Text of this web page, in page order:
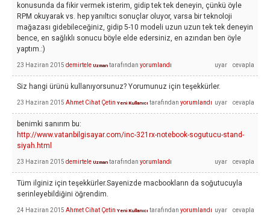
konusunda da fikir vermek isterim, gidip tek tek deneyin, çünkü öyle
RPM okuyarak vs. hep yanıltıcı sonuçlar oluyor, varsa bir teknoloji
mağazası gidebileceğiniz, gidip 5-10 modeli uzun uzun tek tek deneyin
bence, en sağlıklı sonucu böyle elde edersiniz, en azından ben öyle
yaptım.:)
23 Haziran 2015 demirtele Uzman tarafından yorumlandı
Siz hangi ürünü kullanıyorsunuz? Yorumunuz için teşekkürler.
23 Haziran 2015 Ahmet Cihat Çetin Yeni Kullanıcı tarafından yorumlandı
benimki sanırım bu:
http://www.vatanbilgisayar.com/inc-321rx-notebook-sogutucu-stand-
siyah.html
23 Haziran 2015 demirtele Uzman tarafından yorumlandı
Tüm ilginiz için teşekkürler.Sayenizde macbookların da soğutucuyla
serinleyebildiğini öğrendim.
24 Haziran 2015 Ahmet Cihat Çetin Yeni Kullanıcı tarafından yorumlandı